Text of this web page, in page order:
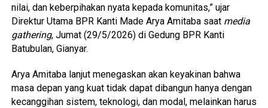
nilai, dan keberpihakan nyata kepada komunitas,” ujar
Direktur Utama BPR Kanti Made Arya Amitaba saat media
gathering, Jumat (29/5/2026) di Gedung BPR Kanti
Batubulan, Gianyar.
Arya Amitaba lanjut menegaskan akan keyakinan bahwa
masa depan yang kuat tidak dapat dibangun hanya dengan
kecanggihan sistem, teknologi, dan modal, melainkan harus